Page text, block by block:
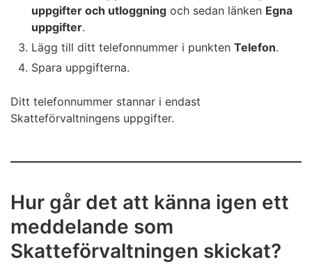
uppgifter och utloggning och sedan länken Egna
uppgifter.
Lägg till ditt telefonnummer i punkten Telefon.
Spara uppgifterna.
Ditt telefonnummer stannar i endast
Skatteförvaltningens uppgifter.
Hur går det att känna igen ett
meddelande som
Skatteförvaltningen skickat?